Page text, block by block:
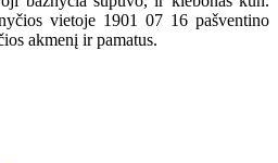
vietoje 1901 07 16 pašventino
akmenį ir pamatus.